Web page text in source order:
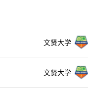
文贤大学
文贤大学